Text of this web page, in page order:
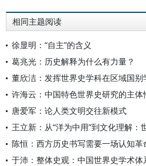
相同主题阅读
徐显明：“自主”的含义
葛兆光：历史解释为什么有力量？
董欣洁：发挥世界史学科在区域国别
许海云：中国特色世界史研究的主体
唐爱军：论人类文明交往新模式
王立新：从“洋为中用”到文化理解
陈恒：西方历史书写需要一场认知革
于沛：整体史观：中国世界史学术体